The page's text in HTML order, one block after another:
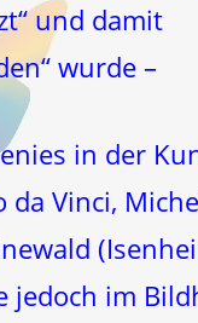
und damit
wurde –
in der
da Vinci,
jedoch im